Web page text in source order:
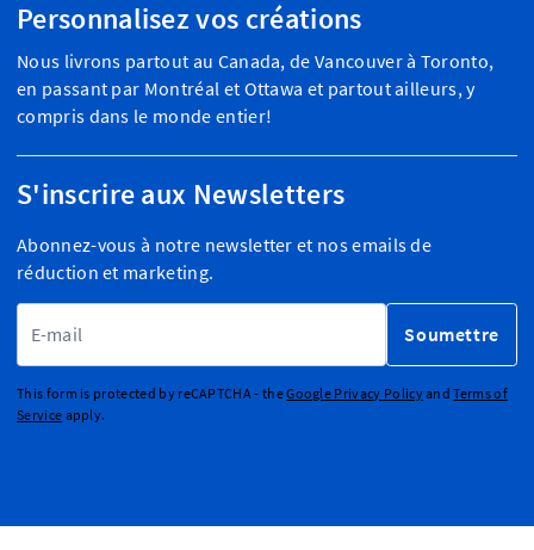
Personnalisez vos créations
Nous livrons partout au Canada, de Vancouver à Toronto,
en passant par Montréal et Ottawa et partout ailleurs, y
compris dans le monde entier!
S'inscrire aux Newsletters
Abonnez-vous à notre newsletter et nos emails de
réduction et marketing.
Soumettre
This form is protected by reCAPTCHA - theGoogle Privacy PolicyandTerms of
Service apply.